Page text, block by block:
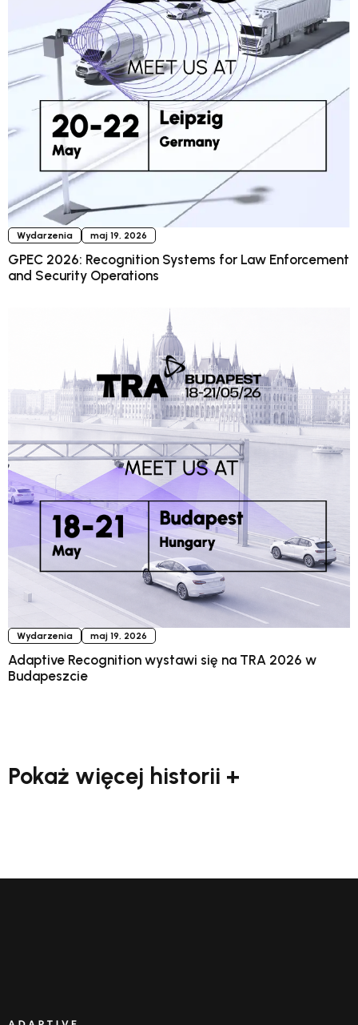
Wydarzenia maj 19, 2026
GPEC 2026: Recognition Systems for Law Enforcement
and Security Operations
Wydarzenia maj 19, 2026
Adaptive Recognition wystawi się na TRA 2026 w
Budapeszcie
Pokaż więcej historii +